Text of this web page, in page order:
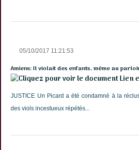
05/10/2017 11:21:53
Amiens: Il violait des enfants, même au
Lien
JUSTICE Un Picard a été condamné à la
des viols incestueux répétés...